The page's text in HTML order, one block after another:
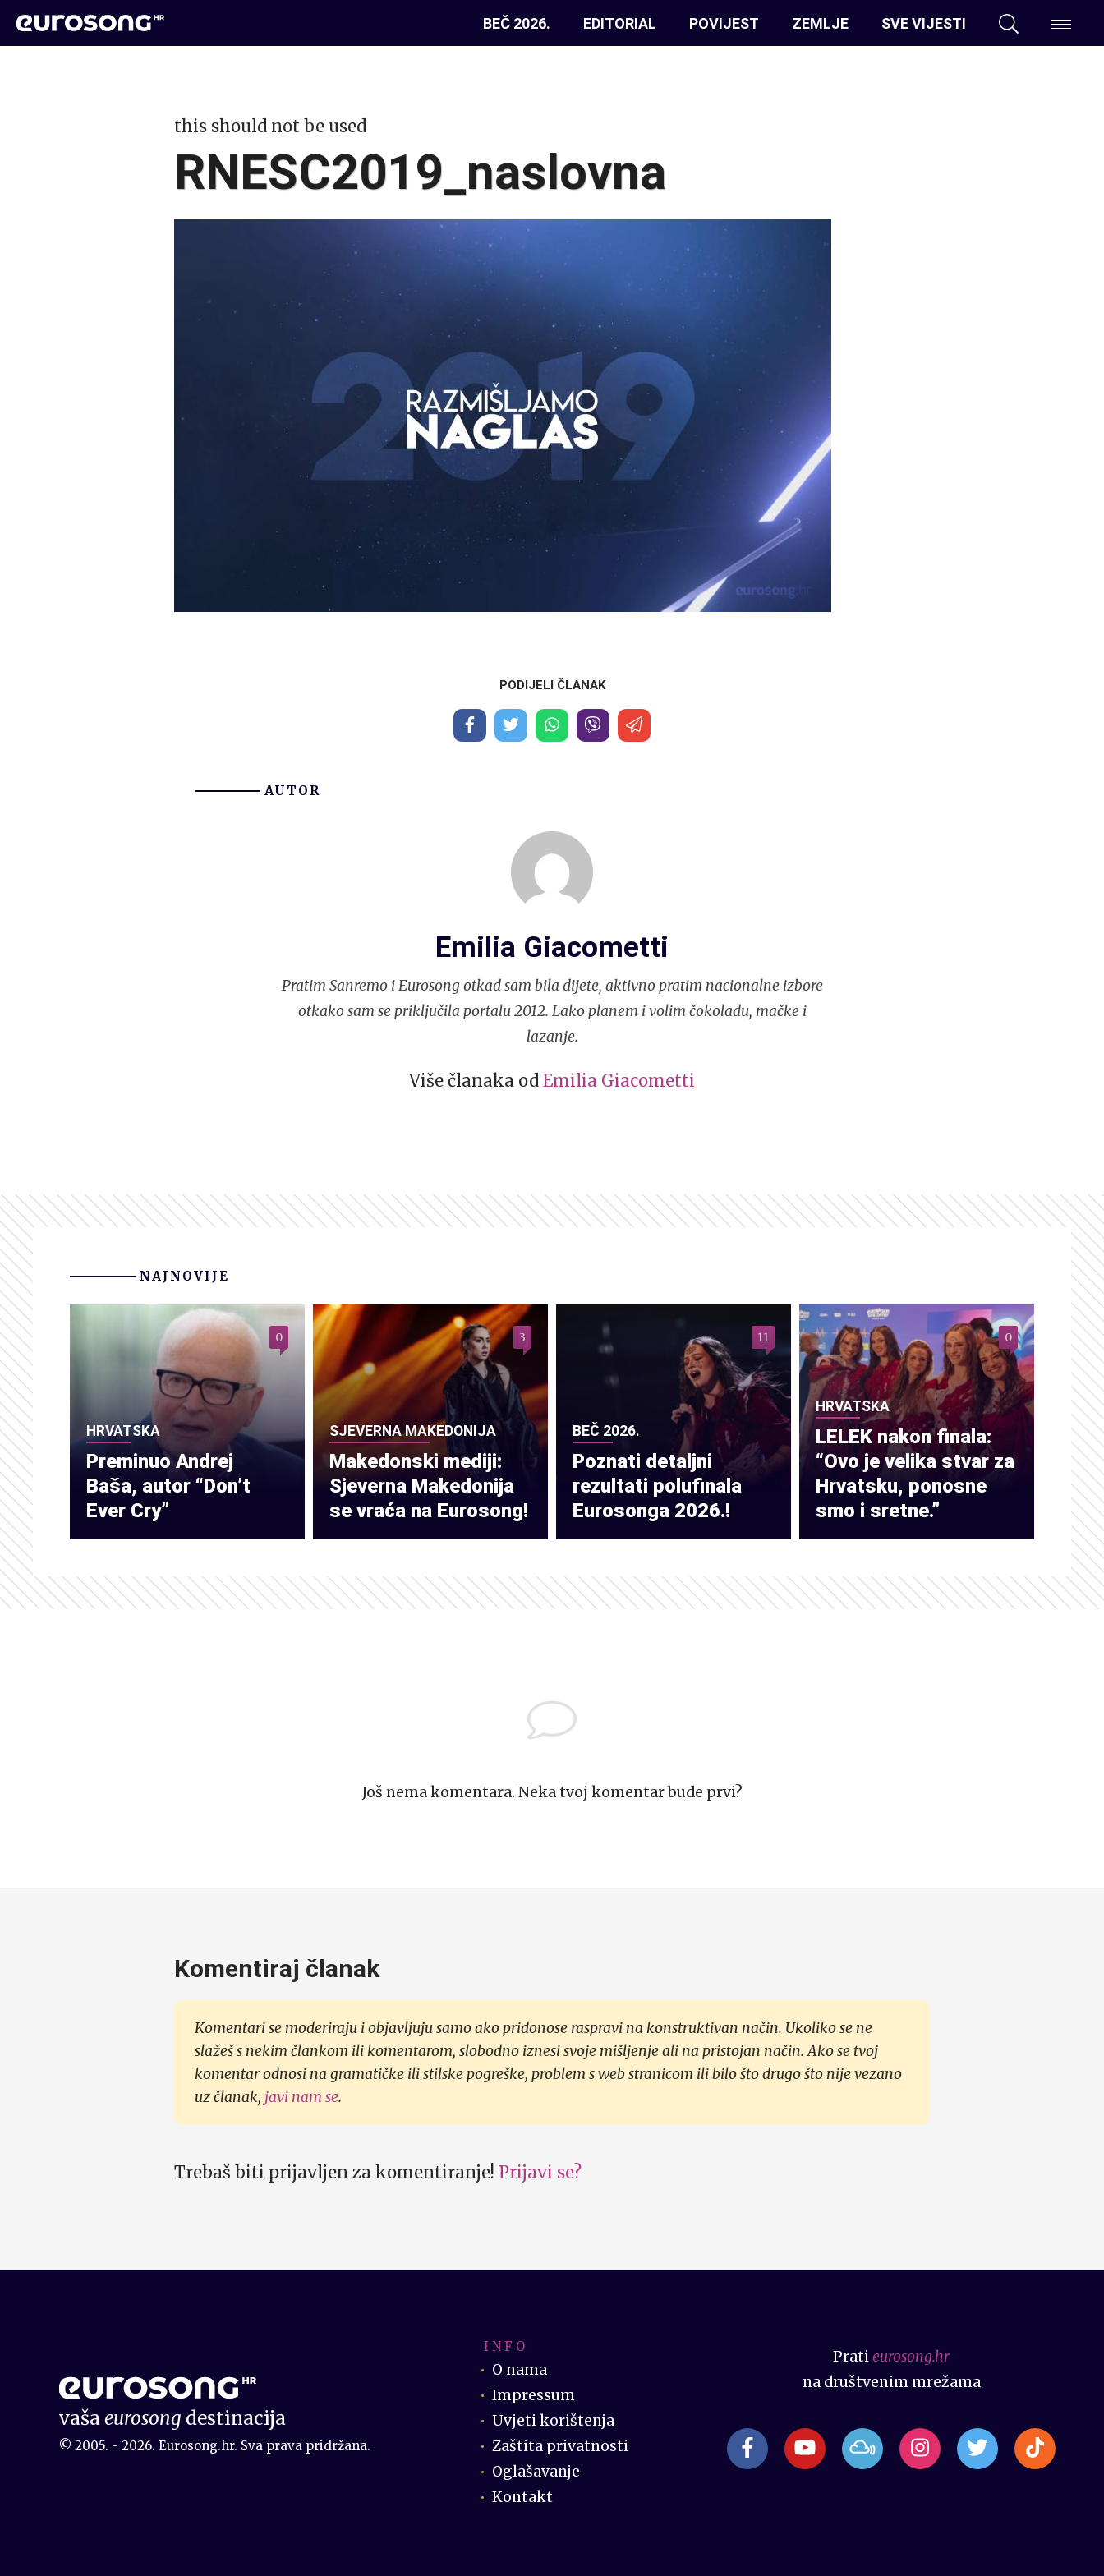
BEČ 2026. EDITORIAL POVIJEST ZEMLJE SVE VIJESTI
this should not be used
RNESC2019_naslovna
PODIJELI ČLANAK
AUTOR
Emilia Giacometti
Pratim Sanremo i Eurosong otkad sam bila dijete, aktivno pratim nacionalne izbore
otkako sam se priključila portalu 2012. Lako planem i volim čokoladu, mačke i
lazanje.
Više članaka od Emilia Giacometti
NAJNOVIJE
HRVATSKA
Preminuo Andrej
Baša, autor “Don’t
Ever Cry”
0
SJEVERNA MAKEDONIJA
Makedonski mediji:
Sjeverna Makedonija
se vraća na Eurosong!
3
BEČ 2026.
Poznati detaljni
rezultati polufinala
Eurosonga 2026.!
11
HRVATSKA
LELEK nakon finala:
“Ovo je velika stvar za
Hrvatsku, ponosne
smo i sretne.”
0
Još nema komentara. Neka tvoj komentar bude prvi?
Komentiraj članak
Komentari se moderiraju i objavljuju samo ako pridonose raspravi na konstruktivan način. Ukoliko se ne
slažeš s nekim člankom ili komentarom, slobodno iznesi svoje mišljenje ali na pristojan način. Ako se tvoj
komentar odnosi na gramatičke ili stilske pogreške, problem s web stranicom ili bilo što drugo što nije vezano
uz članak, javi nam se.
Trebaš biti prijavljen za komentiranje! Prijavi se?
vašaeurosong destinacija
© 2005. - 2026. Eurosong.hr. Sva prava pridržana.
I N F O
O nama
Impressum
Uvjeti korištenja
Zaštita privatnosti
Oglašavanje
Kontakt
Pratieurosong.hr
na društvenim mrežama